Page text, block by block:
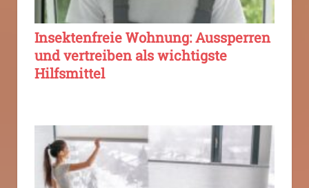
Insektenfreie Wohnung: Aussperren
und vertreiben als wichtigste
Hilfsmittel